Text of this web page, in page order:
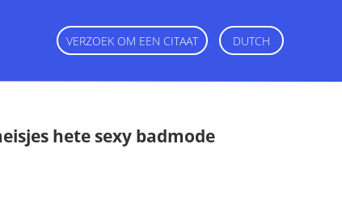
VERZOEK OM EEN CITAAT DUTCH
hete sexy badmode